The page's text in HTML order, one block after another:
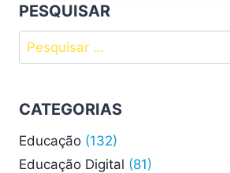
PESQUISAR
Pesquisar
por:
CATEGORIAS
Educação (132)
Educação Digital (81)